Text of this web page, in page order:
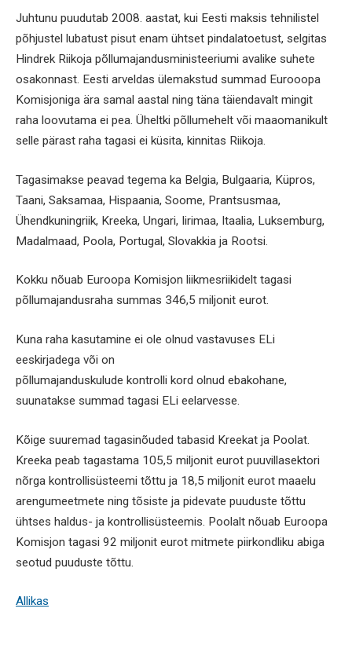
Juhtunu puudutab 2008. aastat, kui Eesti maksis tehnilistel
põhjustel lubatust pisut enam ühtset pindalatoetust, selgitas
Hindrek Riikoja põllumajandusministeeriumi avalike suhete
osakonnast. Eesti arveldas ülemakstud summad Eurooopa
Komisjoniga ära samal aastal ning täna täiendavalt mingit
raha loovutama ei pea. Üheltki põllumehelt või maaomanikult
selle pärast raha tagasi ei küsita, kinnitas Riikoja.
Tagasimakse peavad tegema ka Belgia, Bulgaaria, Küpros,
Taani, Saksamaa, Hispaania, Soome, Prantsusmaa,
Ühendkuningriik, Kreeka, Ungari, Iirimaa, Itaalia, Luksemburg,
Madalmaad, Poola, Portugal, Slovakkia ja Rootsi.
Kokku nõuab Euroopa Komisjon liikmesriikidelt tagasi
põllumajandusraha summas 346,5 miljonit eurot.
Kuna raha kasutamine ei ole olnud vastavuses ELi
eeskirjadega või on
põllumajanduskulude kontrolli kord olnud ebakohane,
suunatakse summad tagasi ELi eelarvesse.
Kõige suuremad tagasinõuded tabasid Kreekat ja Poolat.
Kreeka peab tagastama 105,5 miljonit eurot puuvillasektori
nõrga kontrollisüsteemi tõttu ja 18,5 miljonit eurot maaelu
arengumeetmete ning tõsiste ja pidevate puuduste tõttu
ühtses haldus- ja kontrollisüsteemis. Poolalt nõuab Euroopa
Komisjon tagasi 92 miljonit eurot mitmete piirkondliku abiga
seotud puuduste tõttu.
Allikas